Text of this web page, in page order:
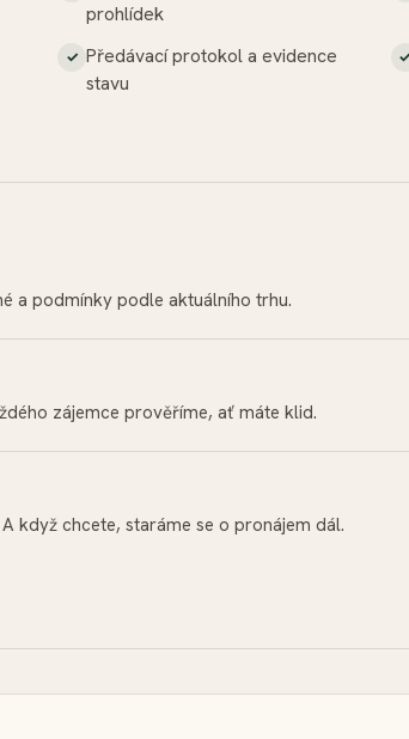
prohlídek
Předávací protokol a evidence
stavu
a podmínky podle aktuálního trhu.
zájemce prověříme, ať máte klid.
když chcete, staráme se o pronájem dál.